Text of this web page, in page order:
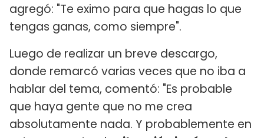
agregó: "Te eximo para que hagas lo que
tengas ganas, como siempre".
Luego de realizar un breve descargo,
donde remarcó varias veces que no iba a
hablar del tema, comentó: "Es probable
que haya gente que no me crea
absolutamente nada. Y probablemente en